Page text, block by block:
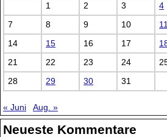
1 2 3 4
7
8 9 10 11
14
15 16 17
21
22 23 24
28
29 30 31
« Juni Aug. »
Neueste Kommentare